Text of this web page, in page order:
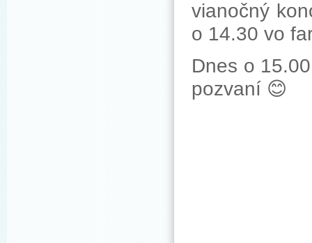
vianočný
o 14.30 vo
Dnes o
pozvaní 😊